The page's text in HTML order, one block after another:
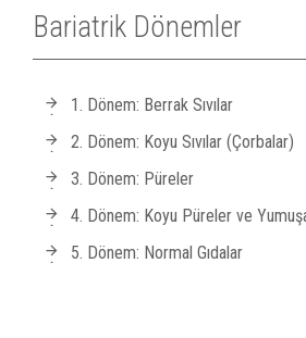
Bariatrik Dönemler
1. Dönem: Berrak Sıvılar
2. Dönem: Koyu Sıvılar (Çorbalar)
3. Dönem: Püreler
4. Dönem: Koyu Püreler ve
5. Dönem: Normal Gıdalar